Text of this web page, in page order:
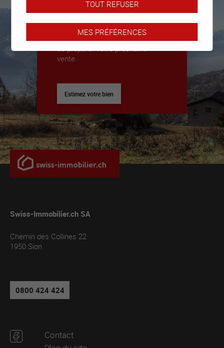
accompagner
Nous déléguerons un expert pour
vous donner toutes les clés afin
de préparer votre prochaine
vente.
Estimez votre bien
Swiss-Immobilier.ch SA
Chemin des Collines 22
1950 Sion
0800 424 424
Contact
TOUT REFUSER
MES PRÉFÉRENCES